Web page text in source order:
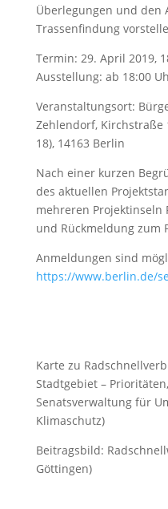
Überlegungen und den
Trassenfindung
Termin: 29. April 2019,
Ausstellung: ab 18:00
Veranstaltungsort:
Zehlendorf, Kirchstraße
18), 14163 Berlin
Nach einer kurzen
des aktuellen
mehreren Projektinseln
und Rückmeldung zum
Anmeldungen sind
https://www.berlin.de/
Karte zu
Stadtgebiet –
Senatsverwaltung für
Klimaschutz)
Beitragsbild:
Göttingen)